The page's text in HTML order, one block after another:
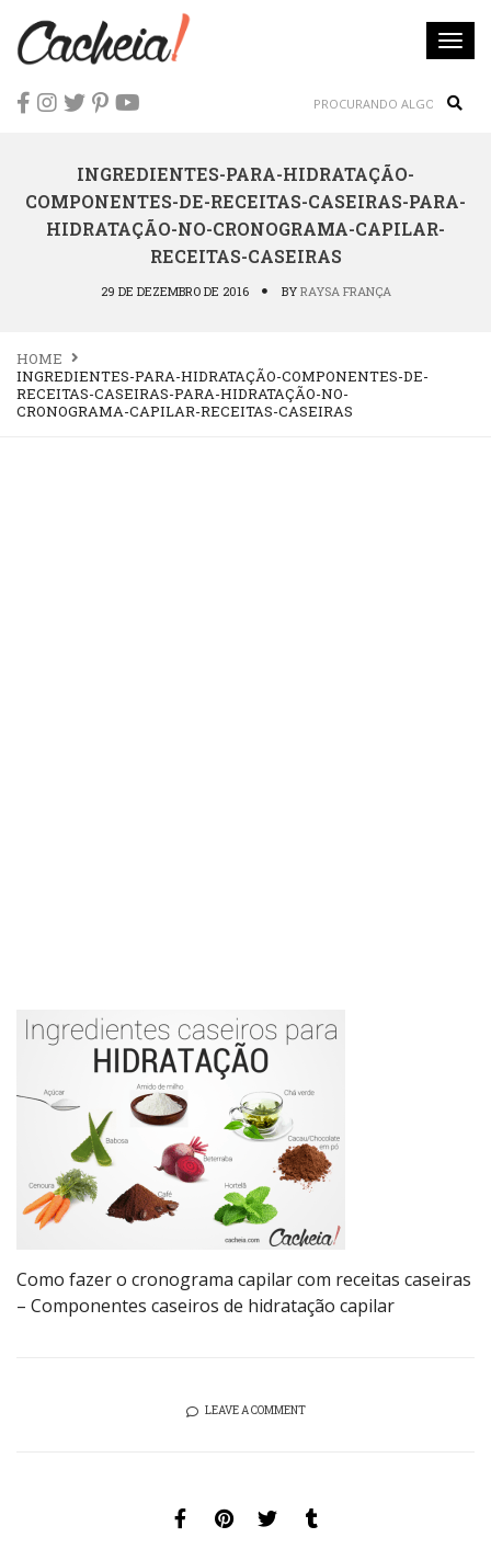
INGREDIENTES-PARA-HIDRATAÇÃO-
COMPONENTES-DE-RECEITAS-CASEIRAS-PARA-
HIDRATAÇÃO-NO-CRONOGRAMA-CAPILAR-
RECEITAS-CASEIRAS
29 DE DEZEMBRO DE 2016 BY RAYSA FRANÇA
HOME
INGREDIENTES-PARA-HIDRATAÇÃO-COMPONENTES-DE-
RECEITAS-CASEIRAS-PARA-HIDRATAÇÃO-NO-
CRONOGRAMA-CAPILAR-RECEITAS-CASEIRAS
Como fazer o cronograma capilar com receitas caseiras
– Componentes caseiros de hidratação capilar
LEAVE A COMMENT